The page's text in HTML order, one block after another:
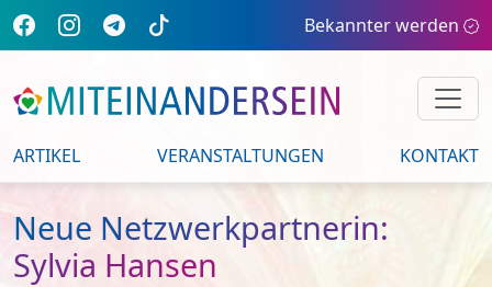
Bekannter werden
ARTIKEL VERANSTALTUNGEN KONTAKT
Neue Netzwerkpartnerin:
Sylvia Hansen